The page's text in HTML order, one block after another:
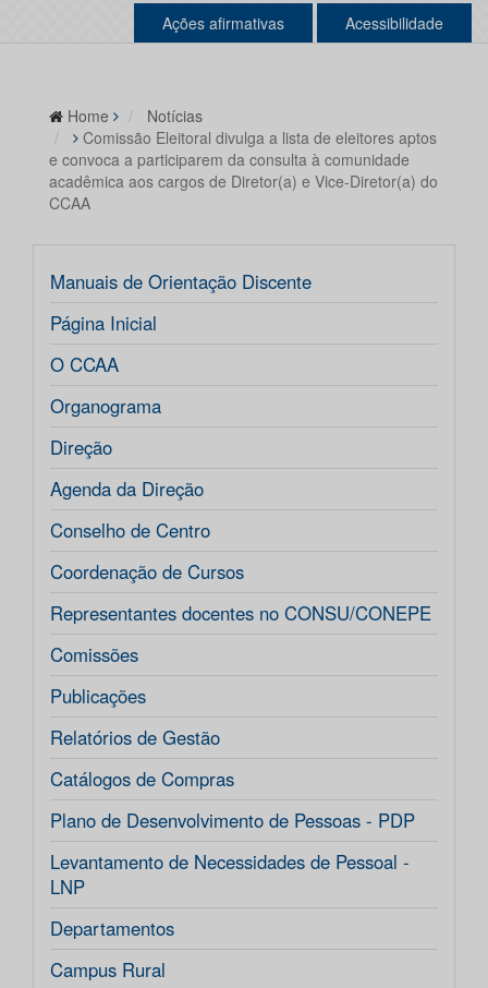
Ações afirmativas Acessibilidade
Home
Notícias
Comissão Eleitoral divulga a lista de eleitores aptos
e convoca a participarem da consulta à comunidade
acadêmica aos cargos de Diretor(a) e Vice-Diretor(a) do
CCAA
Manuais de Orientação Discente
Página Inicial
O CCAA
Organograma
Direção
Agenda da Direção
Conselho de Centro
Coordenação de Cursos
Representantes docentes no CONSU/CONEPE
Comissões
Publicações
Relatórios de Gestão
Catálogos de Compras
Plano de Desenvolvimento de Pessoas - PDP
Levantamento de Necessidades de Pessoal -
LNP
Departamentos
Campus Rural